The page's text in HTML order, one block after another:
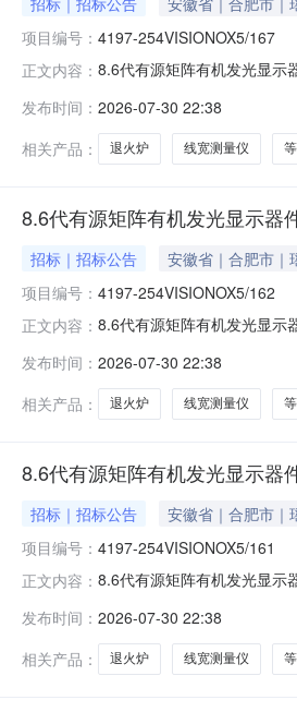
项目编号： 4197-254VISIONOX5/167
正文内容： 8.6代有源矩阵有机发光显示
次招标采用传统招标方式，
发布时间： 2026-07-30 22:38
相关产品：
退火炉 线宽测量仪
8.6代有源矩阵有机发光显示器
招标｜招标公告 安徽省｜合肥市｜
项目编号： 4197-254VISIONOX5/162
正文内容： 8.6代有源矩阵有机发光显示
次招标采用传统招标方式，
发布时间： 2026-07-30 22:38
相关产品：
退火炉 线宽测量仪
8.6代有源矩阵有机发光显示器
招标｜招标公告 安徽省｜合肥市｜
项目编号： 4197-254VISIONOX5/161
正文内容： 8.6代有源矩阵有机发光显示
次招标采用传统招标方式，
发布时间： 2026-07-30 22:38
相关产品：
退火炉 线宽测量仪